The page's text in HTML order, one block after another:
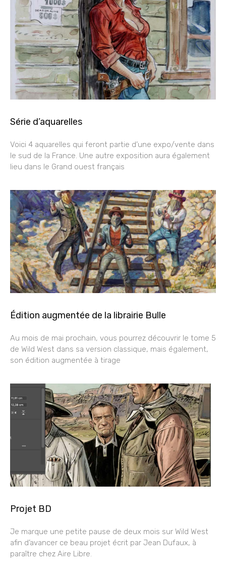
Série d’aquarelles
Voici 4 aquarelles qui feront partie d’une expo/vente dans
le sud de la France. Une autre exposition aura également
lieu dans le Grand ouest français
Édition augmentée de la librairie Bulle
Au mois de mai prochain, vous pourrez découvrir le tome 5
de Wild West dans sa version classique, mais également,
son édition augmentée à tirage
Projet BD
Je marque une petite pause de deux mois sur Wild West
afin d’avancer ce beau projet écrit par Jean Dufaux, à
paraître chez Aire Libre.